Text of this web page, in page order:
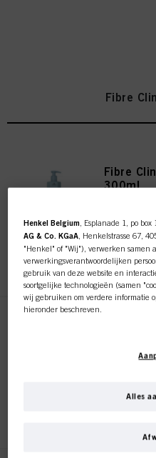
Fibre
Fibre
300ml
ID-nr.
Henkel Belgium , Esplanade 1, po
AG & Co. KGaA , Henkelstrasse 67,
"Henkel" of "Wij"), verwerken samen
verwerkingsverantwoordelijken
gebruik van deze website en
soortgelijke technologieën (samen
wij gebruiken om verdere informatie
hieronder beschreven.
aangegeven in onze
te
website en uw commerciële
waarvoor u werkt) analyseren en op
Alles